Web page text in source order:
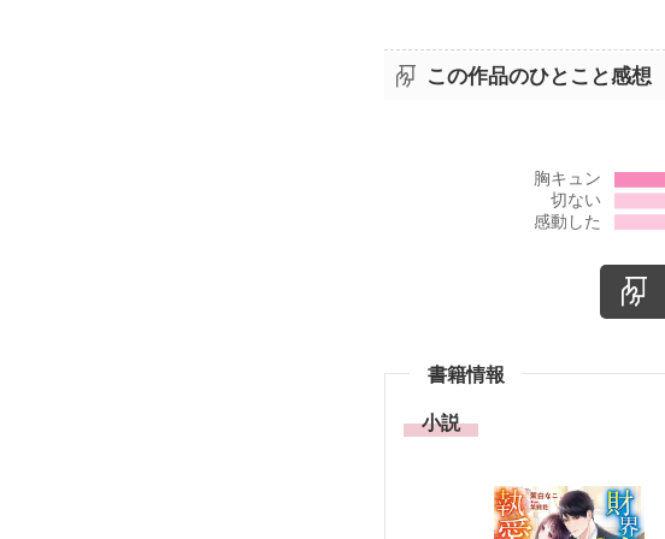
この作品のひとこと感想
書籍情報
小説